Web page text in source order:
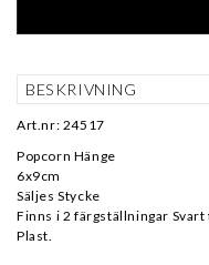
BESKRIVNING
Art.nr: 24517
Popcorn Hänge
6x9cm
Säljes Stycke
Finns i 2 färgställningar
Plast.